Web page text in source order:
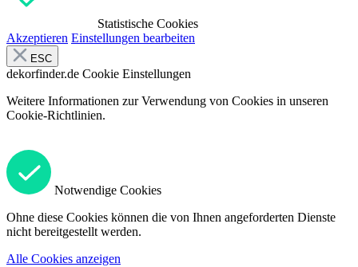
Statistische Cookies
Akzeptieren Einstellungen bearbeiten
ESC
dekorfinder.de Cookie Einstellungen
Weitere Informationen zur Verwendung von Cookies in unseren
Cookie-Richtlinien.
Notwendige Cookies
Ohne diese Cookies können die von Ihnen angeforderten Dienste
nicht bereitgestellt werden.
Alle Cookies anzeigen